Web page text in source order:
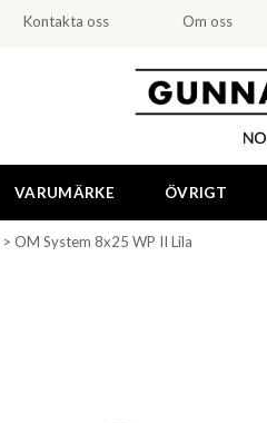
Kontakta oss Om oss
VARUMÄRKE ÖVRIGT
> OM System 8x25 WP II Lila